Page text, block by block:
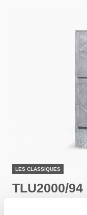
LES CLASSIQUES
TLU2000/94